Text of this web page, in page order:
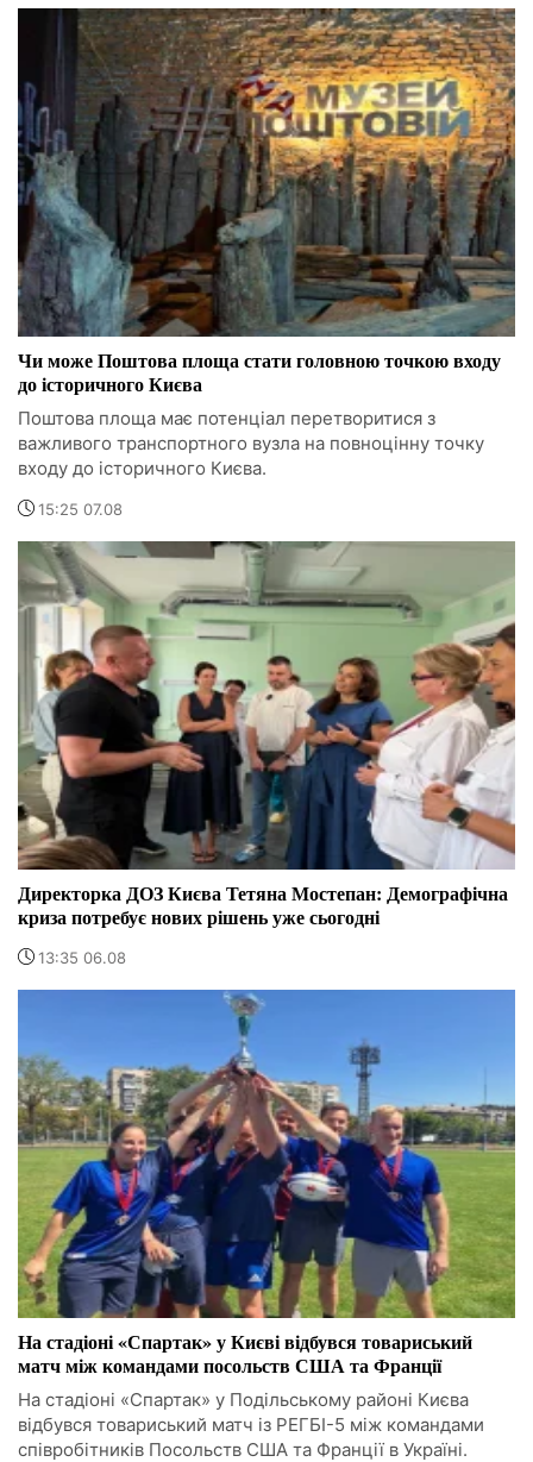
Чи може Поштова площа стати головною точкою входу
до історичного Києва
Поштова площа має потенціал перетворитися з
важливого транспортного вузла на повноцінну точку
входу до історичного Києва.
15:25 07.08
Директорка ДОЗ Києва Тетяна Мостепан: Демографічна
криза потребує нових рішень уже сьогодні
13:35 06.08
На стадіоні «Спартак» у Києві відбувся товариський
матч між командами посольств США та Франції
На стадіоні «Спартак» у Подільському районі Києва
відбувся товариський матч із РЕГБІ-5 між командами
співробітників Посольств США та Франції в Україні.